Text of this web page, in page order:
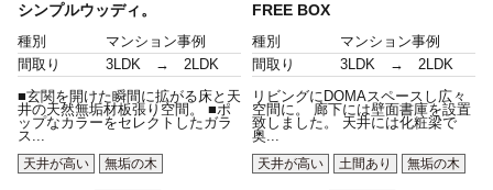
シンプルウッディ。
種別
マンション事例
間取り
3LDK → 2LDK
■玄関を開けた瞬間に拡がる床と天
井の天然無垢材板張り空間。 ■ポ
ップなカラーをセレクトしたガラ
ス...
天井が高い
無垢の木
FREE BOX
種別
マンション事例
間取り
3LDK → 2LDK
リビングにDOMAスペースし広々
空間に。 廊下には壁面書庫を設置
致しました。 天井には化粧梁で
奥...
天井が高い
土間あり 無垢の木